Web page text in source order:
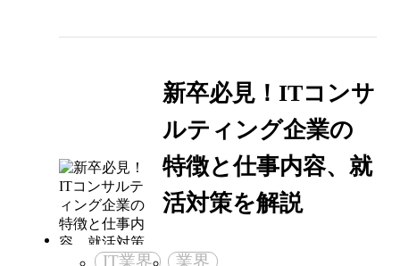
新卒必見！ITコンサ
ルティング企業の
特徴と仕事内容、就
活対策を解説
IT業界 業界